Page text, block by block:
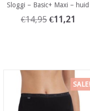
Sloggi – Basic+ Maxi – huid
€14,95 €11,21
SALE!